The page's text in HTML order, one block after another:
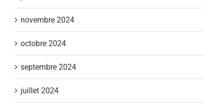
novembre 2024
octobre 2024
septembre 2024
juillet 2024